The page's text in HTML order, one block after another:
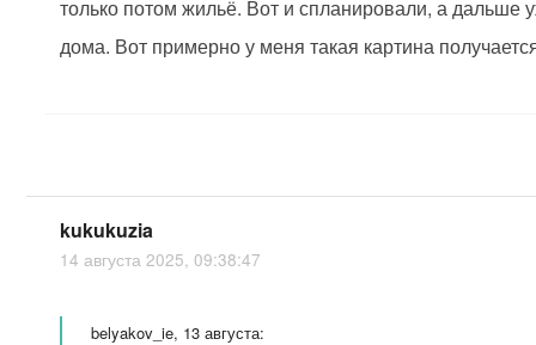
только потом жильё. Вот и спланировали, а дальше
дома. Вот примерно у меня такая картина
kukukuzia
14 августа 2025, 09:38:47
belyakov_ie, 13 августа: